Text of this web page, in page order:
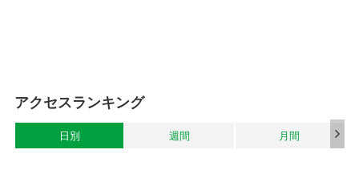
アクセスランキング
日別 週間 月間